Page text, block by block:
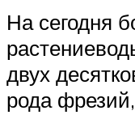
На сегодня
двух
рода